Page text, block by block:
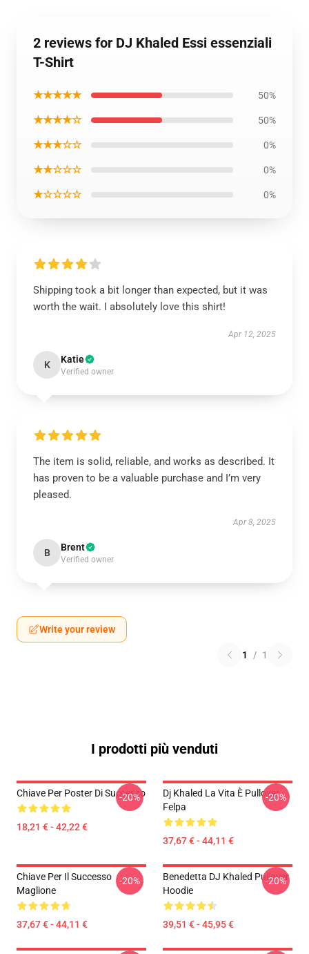
2 reviews for DJ Khaled Essi essenziali
T-Shirt
★★★★★ 50%
★★★★☆ 50%
★★★☆☆ 0%
★★☆☆☆ 0%
★☆☆☆☆ 0%
Shipping took a bit longer than expected, but it was
worth the wait. I absolutely love this shirt!
Apr 12, 2025
K Katie
Verified owner
The item is solid, reliable, and works as described. It
has proven to be a valuable purchase and I’m very
pleased.
Apr 8, 2025
B Brent
Verified owner
Write your review
1 / 1
I prodotti più venduti
Chiave Per Poster Di Successo
18,21 € - 42,22 €
-20%
Dj Khaled La Vita È Pullover
Felpa
37,67 € - 44,11 €
-20%
Chiave Per Il Successo
Maglione
37,67 € - 44,11 €
-20%
Benedetta DJ Khaled Pullover
Hoodie
39,51 € - 45,95 €
-20%